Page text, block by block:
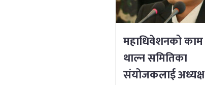
महाधिवेशनको काम
थाल्न समितिका
संयोजकलाई अध्यक्ष